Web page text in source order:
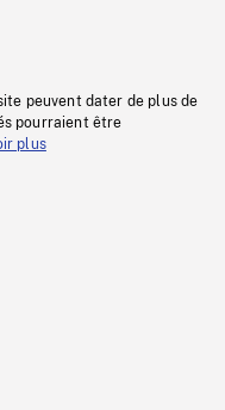
peuvent dater de plus de
pourraient être
plus